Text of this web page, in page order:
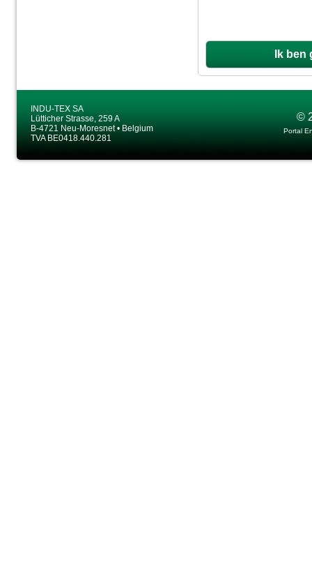
Ik
INDU-TEX SA
Lütticher Strasse, 259 A
B-4721 Neu-Moresnet • Belgium
TVA BE0418.440.281
©
Portal